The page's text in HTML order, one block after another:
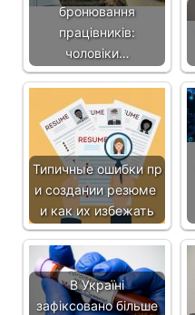
бронювання
працівників:
чоловіки…
Типичные ошибки пр
и создании резюме
и как их избежать
В Україні
зафіксовано більше